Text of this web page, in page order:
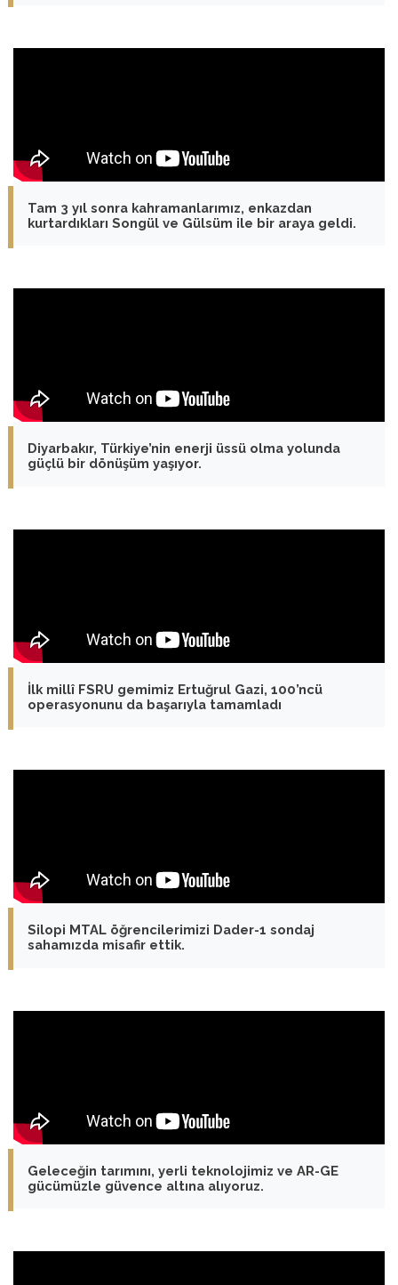
Tam 3 yıl sonra kahramanlarımız, enkazdan
kurtardıkları Songül ve Gülsüm ile bir araya geldi.
Diyarbakır, Türkiye’nin enerji üssü olma yolunda
güçlü bir dönüşüm yaşıyor.
İlk millî FSRU gemimiz Ertuğrul Gazi, 100’ncü
operasyonunu da başarıyla tamamladı
Silopi MTAL öğrencilerimizi Dader-1 sondaj
sahamızda misafir ettik.
Geleceğin tarımını, yerli teknolojimiz ve AR-GE
gücümüzle güvence altına alıyoruz.